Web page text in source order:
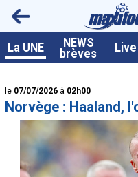
La UNE NEWS
brèves Live
<
le 07/07/2026 à 02h00
Norvège : Haaland,
A la UNE
Live / Matchs en direct
Résultats et Classements
Class. buteurs européens
Programme TV foot